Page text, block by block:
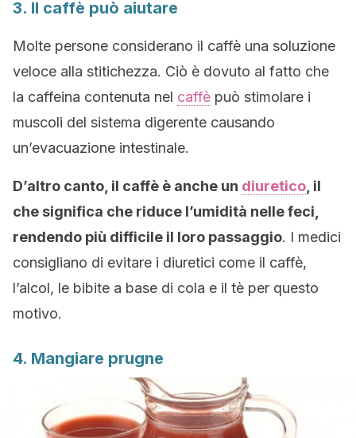
3. Il caffè può aiutare
Molte persone considerano il caffè una soluzione
veloce alla stitichezza. Ciò è dovuto al fatto che
la caffeina contenuta nel caffè può stimolare i
muscoli del sistema digerente causando
un’evacuazione intestinale.
D’altro canto, il caffè è anche un diuretico , il
che significa che riduce l’umidità nelle feci,
rendendo più difficile il loro passaggio. I medici
consigliano di evitare i diuretici come il caffè,
l’alcol, le bibite a base di cola e il tè per questo
motivo.
4. Mangiare prugne